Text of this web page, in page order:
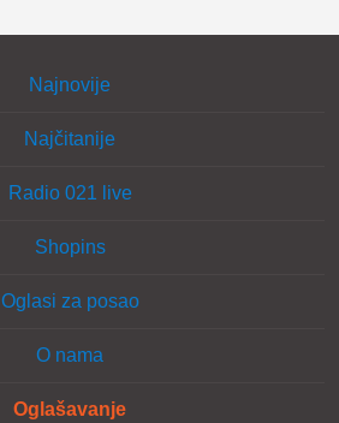
Najnovije
Najčitanije
Radio 021 live
Shopins
Oglasi za posao
O nama
Oglašavanje